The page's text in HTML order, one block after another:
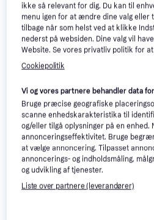
MGI X7 Navigator
399 kr.
5 butikker
5
ikke så relevant for dig. Du kan til
menu igen for at ændre dine valg
tilbage når som helst ved at klikke
nederst på websiden. Dine valg vil
Website. Se vores privatliv politik for
Cookiepolitik
Vi og vores partnere behandler data
Bruge præcise geografiske
scanne enhedskarakteristika til
og/eller tilgå oplysninger på en enhed.
annonceringseffektivitet. Bruge
at vælge annoncering. Tilpasset
annoncerings- og indholdsmåling,
og udvikling af tjenester.
Liste over partnere (leverandører)